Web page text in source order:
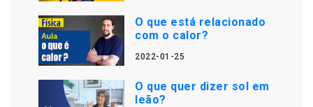
O que está relacionado
com o calor?
2022-01-25
O que quer dizer sol em
leão?